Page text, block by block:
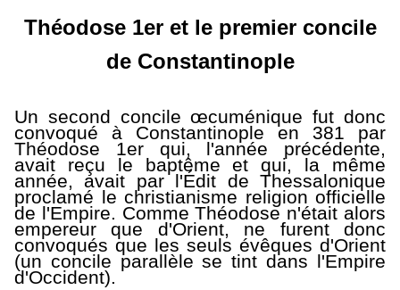
Théodose 1er et le premier concile
de Constantinople
Un second concile œcuménique fut donc
convoqué à Constantinople en 381 par
Théodose 1er qui, l'année précédente,
avait reçu le baptême et qui, la même
année, avait par l'Édit de Thessalonique
proclamé le christianisme religion officielle
de l'Empire. Comme Théodose n'était alors
empereur que d'Orient, ne furent donc
convoqués que les seuls évêques d'Orient
(un concile parallèle se tint dans l'Empire
d'Occident).